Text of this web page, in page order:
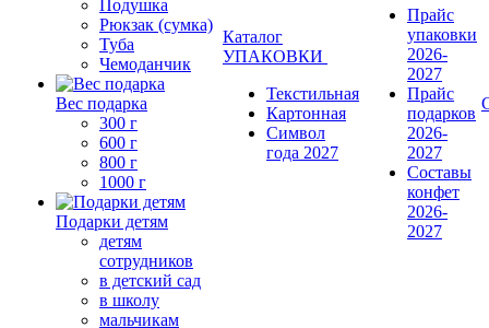
Подушка
Рюкзак (сумка)
Туба
Чемоданчик
Вес подарка
300 г
600 г
800 г
1000 г
Подарки детям
детям
сотрудников
в детский сад
в школу
мальчикам
Каталог
УПАКОВКИ
Текстильная
Картонная
Символ
года 2027
Прайс
упаковки
2026-
2027
Прайс
подарков
2026-
2027
Составы
конфет
2026-
2027